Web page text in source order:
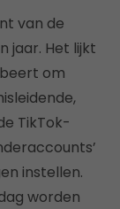
van de
jaar. Het lijkt
om
TikTok-
instellen.
worden